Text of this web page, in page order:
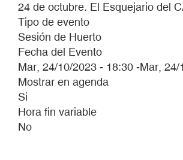
24 de octubre. El Esquejario del
Tipo de evento
Sesión de Huerto
Fecha del Evento
Mar, 24/10/2023 - 18:30 -Mar, 24/
Mostrar en agenda
Si
Hora fin variable
No